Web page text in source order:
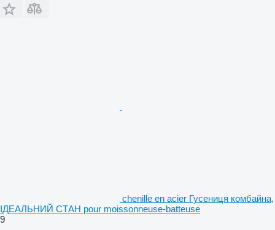
chenille en acier Гусениця комбайна,
ІДЕАЛЬНИЙ СТАН pour moissonneuse-batteuse
9